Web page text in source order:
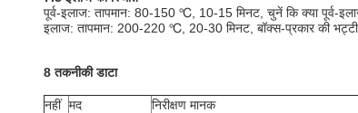
पूर्व-इलाज: तापमान: 80-150 ℃, 10-15 मिनट, चुनें कि क्या पूर्व-इलाज
इलाज: तापमान: 200-220 ℃, 20-30 मिनट, बॉक्स-प्रकार की भट्टी
8 तकनीकी डाटा
नहीं मद निरीक्षण मानक